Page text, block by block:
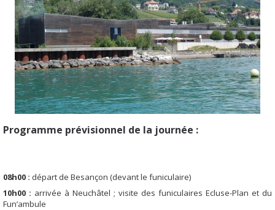
Programme prévisionnel de la journée :
08h00 : départ de Besançon (devant le funiculaire)
10h00 : arrivée à Neuchâtel ; visite des funiculaires Ecluse-Plan et du
Fun’ambule